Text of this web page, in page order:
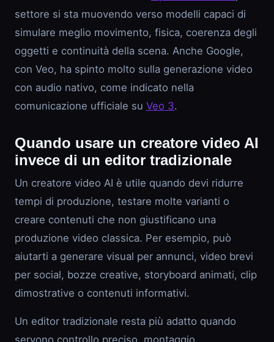
settore si sta muovendo verso modelli capaci di
simulare meglio movimento, fisica, coerenza degli
oggetti e continuità della scena. Anche Google,
con Veo, ha spinto molto sulla generazione video
con audio nativo, come indicato nella
comunicazione ufficiale su Veo 3.
Quando usare un creatore video AI
invece di un editor tradizionale
Un creatore video AI è utile quando devi ridurre
tempi di produzione, testare molte varianti o
creare contenuti che non giustificano una
produzione video classica. Per esempio, può
aiutarti a generare visual per annunci, video brevi
per social, bozze creative, storyboard animati, clip
dimostrative o contenuti informativi.
Un editor tradizionale resta più adatto quando
servono controllo preciso, montaggio